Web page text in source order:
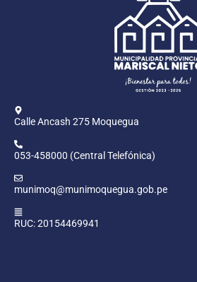
Calle Ancash 275 Moquegua
053-458000 (Central Telefónica)
munimoq@munimoquegua.gob.pe
RUC: 20154469941